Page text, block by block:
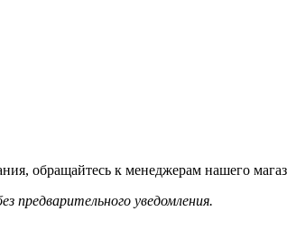
обращайтесь к менеджерам нашего
предварительного уведомления.